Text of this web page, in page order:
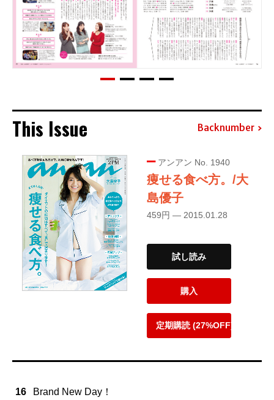
This Issue Backnumber
アンアン No. 1940
痩せる食べ方。/大
島優子
459円 — 2015.01.28
試し読み
購入
定期購読 (27%OFF)
16
Brand New Day！